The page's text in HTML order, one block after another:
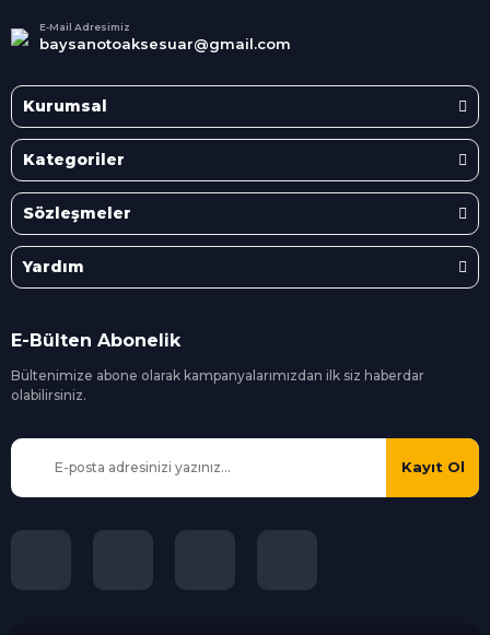
E-Mail Adresimiz
baysanotoaksesuar@gmail.com
Kurumsal
Kategoriler
Sözleşmeler
Yardım
E-Bülten Abonelik
Bültenimize abone olarak kampanyalarımızdan ilk siz haberdar
olabilirsiniz.
Kayıt Ol